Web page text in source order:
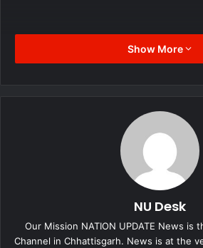
Show More
NU Desk
Our Mission NATION UPDATE News is
Channel in Chhattisgarh. News is at the